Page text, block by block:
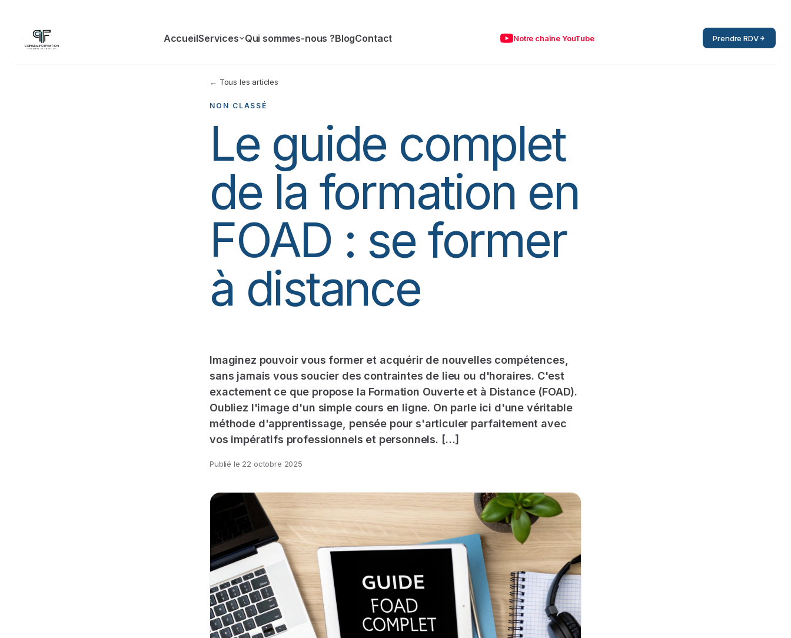
AccueilServices Qui sommes-nous ?BlogContact Notre chaîne YouTube Prendre RDV
← Tous les articles
NON CLASSÉ
Le guide complet
de la formation en
FOAD : se former
à distance
Imaginez pouvoir vous former et acquérir de nouvelles compétences,
sans jamais vous soucier des contraintes de lieu ou d'horaires. C'est
exactement ce que propose la Formation Ouverte et à Distance (FOAD).
Oubliez l'image d'un simple cours en ligne. On parle ici d'une véritable
méthode d'apprentissage, pensée pour s'articuler parfaitement avec
vos impératifs professionnels et personnels. […]
Publié le 22 octobre 2025